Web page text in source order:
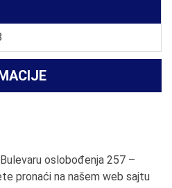
oslobođenja 257 –
pronaći na našem web sajtu